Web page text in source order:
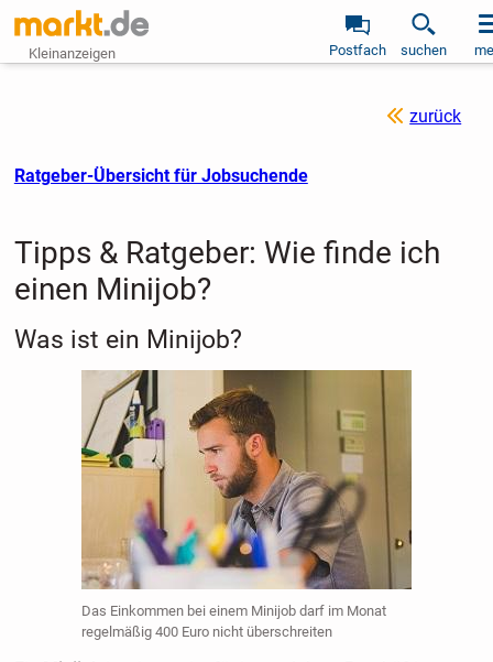
Kleinanzeigen Postfach suchen
zurück
Ratgeber-Übersicht für Jobsuchende
Tipps & Ratgeber: Wie finde ich
einen Minijob?
Was ist ein Minijob?
Das Einkommen bei einem Minijob darf im Monat
regelmäßig 400 Euro nicht überschreiten